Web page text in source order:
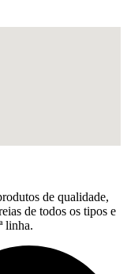
de qualidade,
de todos os tipos e
linha.